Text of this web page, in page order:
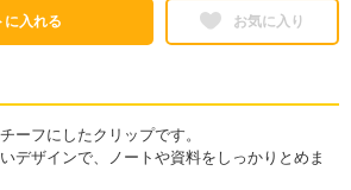
に入れる お気に入り
ーフにしたクリップです。
デザインで、ノートや資料をしっかりとめま